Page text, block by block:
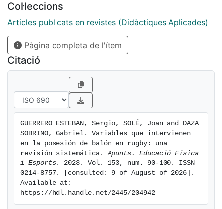
Cada estudio fue analizado por dos revisores de
forma independiente; en caso de discrepancia, un
tercer revisor decidió sobre su inclusión. Finalmente,
fueron 16 los estudios que cumplieron con los criterios
de inclusión. En la revisión se identificaron tres
variables relacionadas con el resultado en las
posesiones de balón: (a) ubicación en el terreno de
juego y acción inicial de la posesión, (b)
características de las fases de fijación (ruck), y (c)
quiebres de línea. Los resultados muestran
interdependencia en los diferentes estudios sobre la
posesión del balón. Se considera que estas variables
son responsables de la continuidad del juego ofensivo
y pueden ser predictoras del resultado final de la
posesión.
Col·leccions
Articles publicats en revistes (Didàctiques Aplicades)
Pàgina completa de l'ítem
Citació
GUERRERO ESTEBAN, Sergio, SOLÉ, Joan and DAZA
SOBRINO, Gabriel. Variables que intervienen
en la posesión de balón en rugby: una
revisión sistemática. Apunts. Educació Física
i Esports . 2023. Vol. 153, num. 90-100. ISSN
0214-8757. [consulted: 9 of August of 2026].
Available at:
https://hdl.handle.net/2445/204942